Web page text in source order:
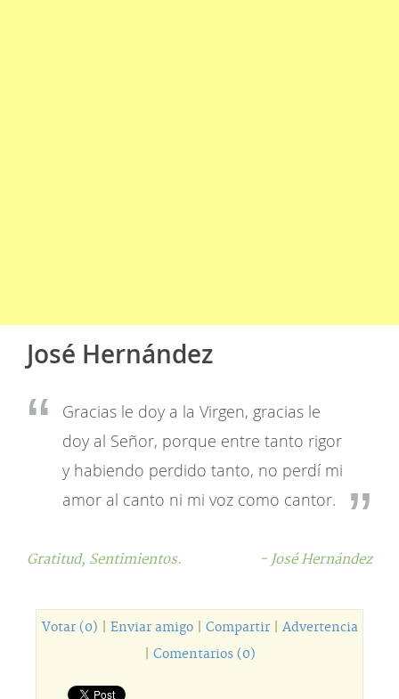
José Hernández
Gracias le doy a la Virgen, gracias le
doy al Señor, porque entre tanto rigor
y habiendo perdido tanto, no perdí mi
amor al canto ni mi voz como cantor.
Gratitud, Sentimientos. - José Hernández
Votar (0) Enviar amigo| Compartir| Advertencia
Comentarios (0)